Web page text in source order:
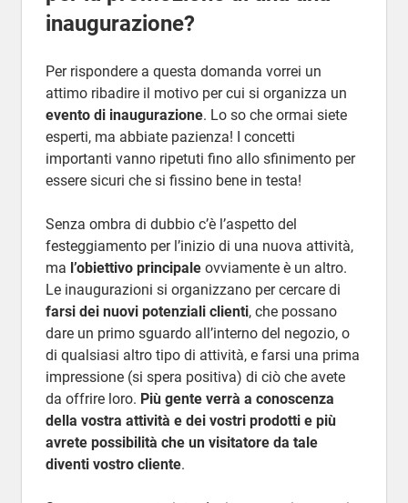
inaugurazione?
Per rispondere a questa domanda vorrei un
attimo ribadire il motivo per cui si organizza un
evento di inaugurazione. Lo so che ormai siete
esperti, ma abbiate pazienza! I concetti
importanti vanno ripetuti fino allo sfinimento per
essere sicuri che si fissino bene in testa!
Senza ombra di dubbio c’è l’aspetto del
festeggiamento per l’inizio di una nuova attività,
ma l’obiettivo principaleovviamente è un altro.
Le inaugurazioni si organizzano per cercare di
farsi dei nuovi potenziali clienti, che possano
dare un primo sguardo all’interno del negozio, o
di qualsiasi altro tipo di attività, e farsi una prima
impressione (si spera positiva) di ciò che avete
da offrire loro. Più gente verrà a conoscenza
della vostra attività e dei vostri prodotti e più
avrete possibilità che un visitatore da tale
diventi vostro cliente.